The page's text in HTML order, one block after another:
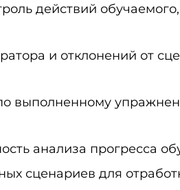
действий
и отклонений от
выполненному
анализа прогресса
сценариев для